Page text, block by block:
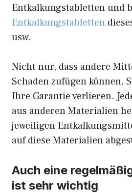
Entkalkungstabletten und
Entkalkungstabletten
usw.
Nicht nur, dass andere
Schaden zufügen können,
Ihre Garantie verlieren.
aus anderen Materialien
jeweiligen
auf diese Materialien
Auch eine
ist sehr wichtig